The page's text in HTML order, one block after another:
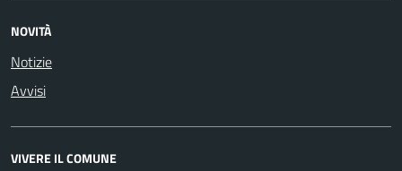
NOVITÀ
Notizie
Avvisi
VIVERE IL COMUNE